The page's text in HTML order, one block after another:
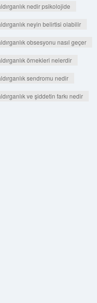
nedir psikolojide
neyin belirtisi olabilir
obsesyonu nasıl geçer
örnekleri nelerdir
sendromu nedir
ve şiddetin farkı nedir